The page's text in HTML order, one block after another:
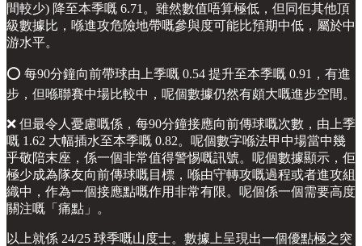
間較少) 降至本季嘅 6.71。雖然數值唔算極低，但同佢其他頂
級數據比，喺進攻危險地帶嘅參與度可能比預期中低，屬於中
游水平。
⭕️ 每90分鐘向前帶球由上季嘅 0.54 提升至本季嘅 0.91，有進
步，但喺聯賽中場比較中，呢個數據仍然有頗大嘅進步空間。
❌ 但最令人憂慮嘅係，每90分鐘接應向前傳球嘅次數，由上季
嘅 1.62 大幅插水至本季嘅 0.82。呢個數字喺法甲中場當中幾
乎敬陪末座，係一個非常值得警惕嘅訊號。呢個數據顯示，佢
極少成為隊友向前傳球嘅目標，喺由守轉攻嘅過程或者進攻組
織中，作為一個接應點嘅作用非常有限。呢個係一個需要高度
關注嘅「痛點」。
以上就係 24/25 球季嘅山度士。數據上呈現出一個優點極之突